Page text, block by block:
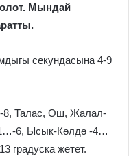
Мындай
секундасына 4-9
8, Талас, Ош, Жалал-
6, Ысык-Көлдө -4…
градуска жетет.